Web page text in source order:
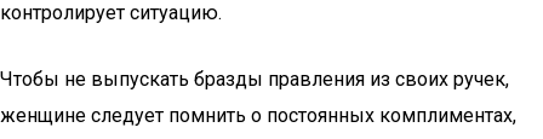
контролирует ситуацию.
Чтобы не выпускать бразды правления из своих ручек,
женщине следует помнить о постоянных комплиментах,